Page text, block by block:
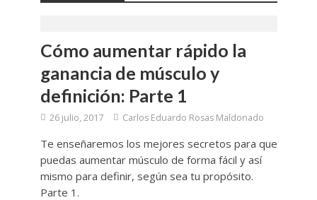
Cómo aumentar rápido la
ganancia de músculo y
definición: Parte 1
26 julio, 2017 Carlos Eduardo Rosas Maldonado
Te enseñaremos los mejores secretos para que
puedas aumentar músculo de forma fácil y así
mismo para definir, según sea tu propósito.
Parte 1.